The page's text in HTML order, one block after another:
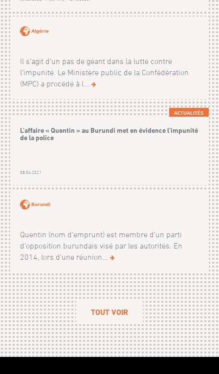
Algérie
Il s’agit d’un pas de géant dans la lutte contre
l’impunité. Le Ministère public de la Confédération
(MPC) a procédé à l...
ACTUALITÉS
L’affaire « Quentin » au Burundi met en évidence l’impunité
de la police
08.04.2021
Burundi
Quentin (nom d’emprunt) est membre d’un parti
d’opposition burundais visé par les autorités. En
2014, lors d’une réunion...
TOUT VOIR